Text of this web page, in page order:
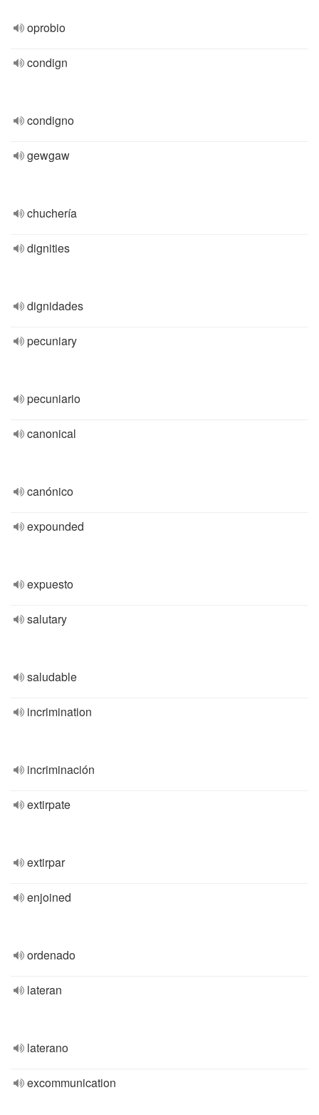
oprobio
condign
condigno
gewgaw
chuchería
dignities
dignidades
pecuniary
pecuniario
canonical
canónico
expounded
expuesto
salutary
saludable
incrimination
incriminación
extirpate
extirpar
enjoined
ordenado
lateran
laterano
excommunication